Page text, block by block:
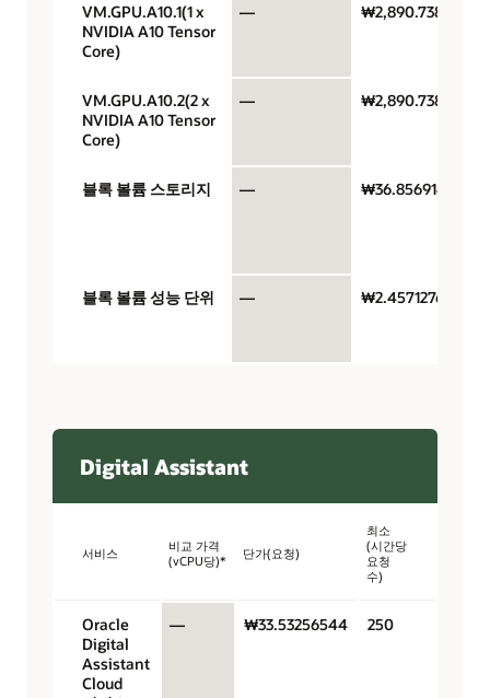
VM.GPU.A10.1(1 x
NVIDIA A10 Tensor
Core)
— ₩2,890.7384
VM.GPU.A10.2(2 x
NVIDIA A10 Tensor
Core)
— ₩2,890.7384
블록 볼륨 스토리지 — ₩36.8569146
블록 볼륨 성능 단위 — ₩2.45712764
Digital Assistant
서비스
비교 가격
(vCPU당)*
단가(요청)
최소
(시간당
요청
수)
Oracle
Digital
Assistant
Cloud
— ₩33.53256544 250